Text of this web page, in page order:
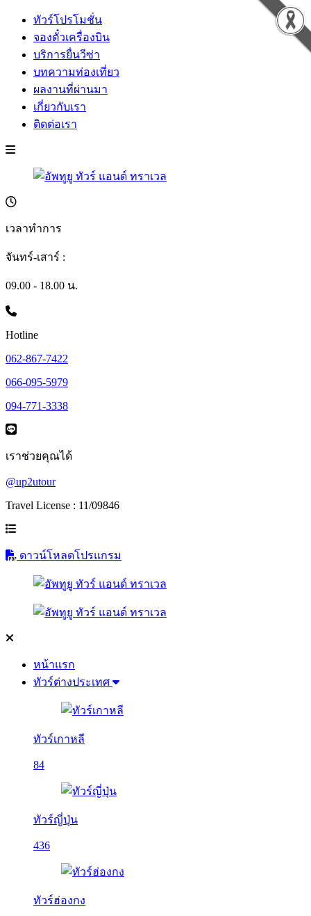
ทัวร์โปรโมชั่น
จองตั๋วเครื่องบิน
บริการยื่นวีซ่า
บทความท่องเที่ยว
ผลงานที่ผ่านมา
เกี่ยวกับเรา
ติดต่อเรา
เวลาทำการ
จันทร์-เสาร์ :
09.00 - 18.00 น.
Hotline
062-867-7422
066-095-5979
094-771-3338
เราช่วยคุณได้
@up2utour
Travel License : 11/09846
ดาวน์โหลดโปรแกรม
หน้าแรก
ทัวร์ต่างประเทศ
ทัวร์เกาหลี
84
ทัวร์ญี่ปุ่น
436
ทัวร์ฮ่องกง